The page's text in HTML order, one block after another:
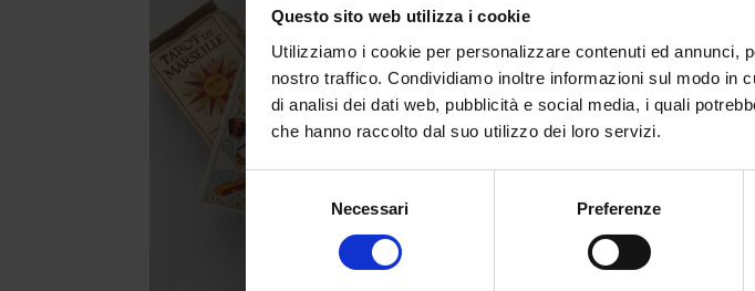
Questo sito web utilizza i cookie
Utilizziamo i cookie per personalizzare contenuti ed annunci,
nostro traffico. Condividiamo inoltre informazioni sul modo in
di analisi dei dati web, pubblicità e social media, i quali
che hanno raccolto dal suo utilizzo dei loro servizi.
Selezione
Necessari Preferenze